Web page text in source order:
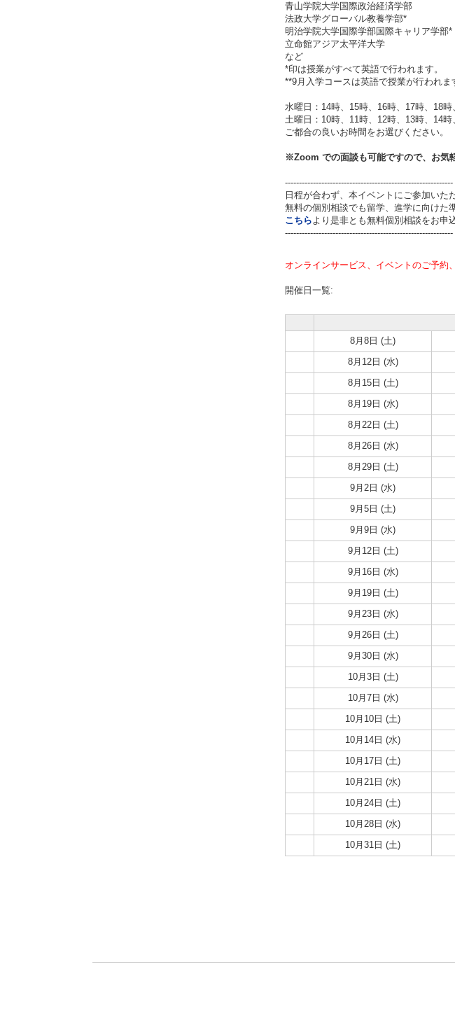
青山学院大学国際政治経済学部
法政大学グローバル教養学部*
明治学院大学国際学部国際キャリア学部*
立命館アジア太平洋大学
など
*印は授業がすべて英語で行われます。
**9月入学コースは英語で授業が行われま
水曜日：14時、15時、16時、17時、18時
土曜日：10時、11時、12時、13時、14時
ご都合の良いお時間をお選びください。
※Zoom での面談も可能ですので、お気
------------------------------------------------------------
日程が合わず、本イベントにご参加いた
無料の個別相談でも留学、進学に向けた
こちらより是非とも無料個別相談をお申
------------------------------------------------------------
オンラインサービス、イベントのご予約
開催日一覧:
8月8日 (土)
8月12日 (水)
8月15日 (土)
8月19日 (水)
8月22日 (土)
8月26日 (水)
8月29日 (土)
9月2日 (水)
9月5日 (土)
9月9日 (水)
9月12日 (土)
9月16日 (水)
9月19日 (土)
9月23日 (水)
9月26日 (土)
9月30日 (水)
10月3日 (土)
10月7日 (水)
10月10日 (土)
10月14日 (水)
10月17日 (土)
10月21日 (水)
10月24日 (土)
10月28日 (水)
10月31日 (土)